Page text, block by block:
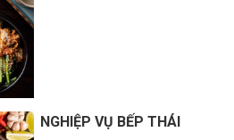
NGHIỆP VỤ BẾP THÁI